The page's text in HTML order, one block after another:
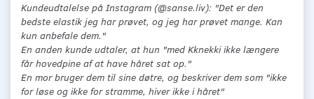
Kundeudtalelse på Instagram (@sanse.liv): "Det er den
bedste elastik jeg har prøvet, og jeg har prøvet mange. Kan
kun anbefale dem."
En anden kunde udtaler, at hun "med Kknekki ikke længere
får hovedpine af at have håret sat op."
En mor bruger dem til sine døtre, og beskriver dem som "ikke
for løse og ikke for stramme, hiver ikke i håret"